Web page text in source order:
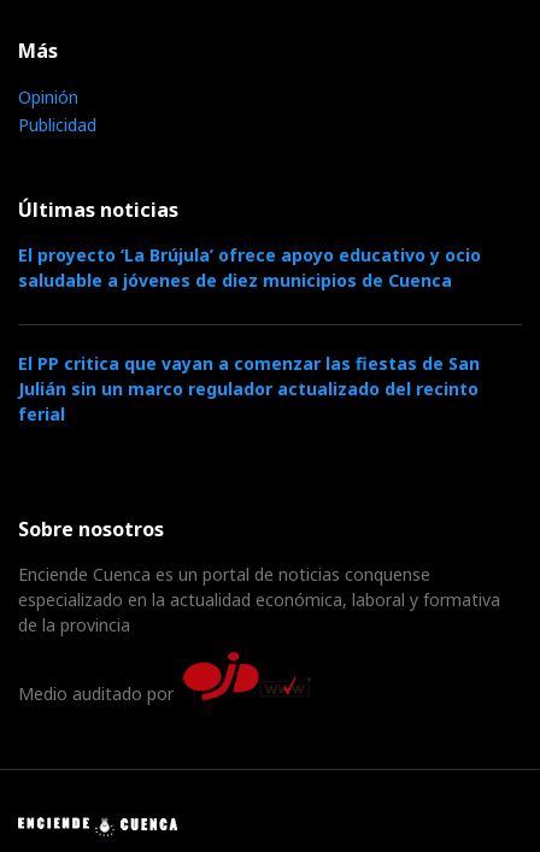
Más
Opinión
Publicidad
Últimas noticias
El proyecto ‘La Brújula’ ofrece apoyo educativo y ocio
saludable a jóvenes de diez municipios de Cuenca
El PP critica que vayan a comenzar las fiestas de San
Julián sin un marco regulador actualizado del recinto
ferial
Sobre nosotros
Enciende Cuenca es un portal de noticias conquense
especializado en la actualidad económica, laboral y formativa
de la provincia
Medio auditado por